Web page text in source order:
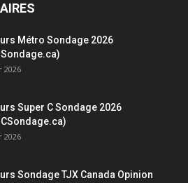
Métro Sondage 2026
2026
Super C Sondage 2026
2026
Sondage TJX Canada Opinion